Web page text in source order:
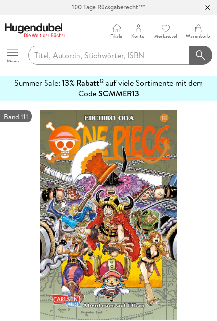
100 Tage Rückgaberecht***
Hugendubel
Menu
Filiale Konto Merkzettel Warenkorb
Summer Sale: 13% Rabatt12auf viele Sortimente mit dem
CodeSOMMER13
erfahren
Band 111